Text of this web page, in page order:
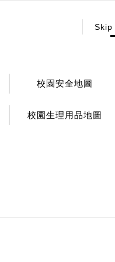
Skip
校園安全地圖
校園生理用品地圖